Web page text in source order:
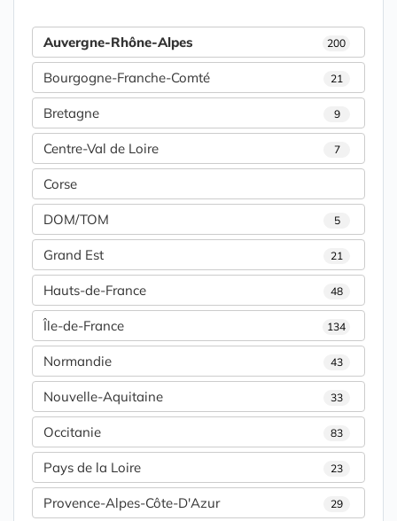
Auvergne-Rhône-Alpes 200
Bourgogne-Franche-Comté 21
Bretagne 9
Centre-Val de Loire 7
Corse
DOM/TOM 5
Grand Est 21
Hauts-de-France 48
Île-de-France 134
Normandie 43
Nouvelle-Aquitaine 33
Occitanie 83
Pays de la Loire 23
Provence-Alpes-Côte-D'Azur 29